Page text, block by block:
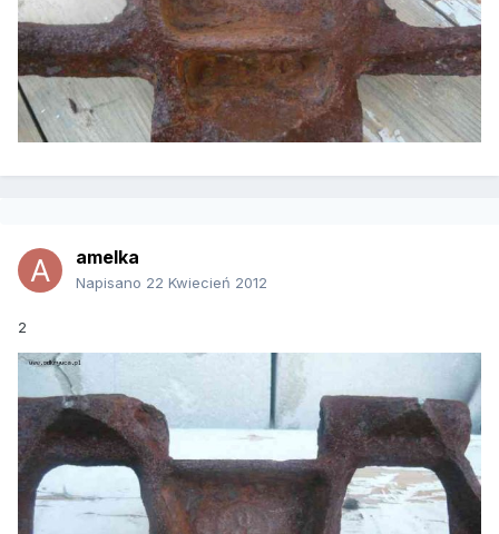
amelka
Napisano 22 Kwiecień 2012
2